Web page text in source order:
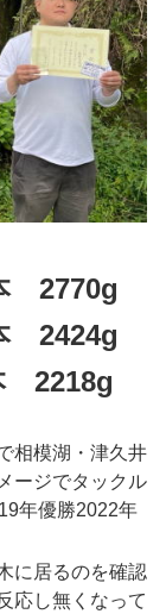
2770g
2424g
2218g
相模湖・津久井
ージでタックル
年優勝2022年
に居るのを確認
応し無くなって